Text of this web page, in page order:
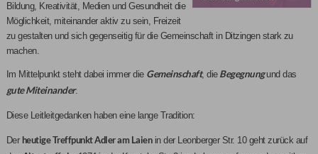
Bildung, Kreativität, Medien und Gesundheit die
Möglichkeit, miteinander aktiv zu sein, Freizeit
zu gestalten und sich gegenseitig für die Gemeinschaft in Ditzingen stark zu
machen.
Im Mittelpunkt steht dabei immer die Gemeinschaft, dieBegegnungund das
gute Miteinander.
Diese Leitleitgedanken haben eine lange Tradition:
Der heutigeTreffpunkt Adler am Laienin der Leonberger Str. 10 geht zurück auf